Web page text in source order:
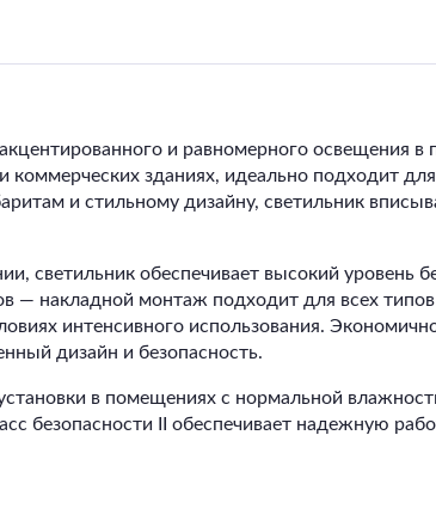
и равномерного
зданиях, идеально подходит
и стильному дизайну, светильник
светильник обеспечивает высокий уровень
— накладной монтаж подходит для всех
интенсивного использования.
дизайн и безопасность.
в помещениях с нормальной
безопасности II обеспечивает надежную